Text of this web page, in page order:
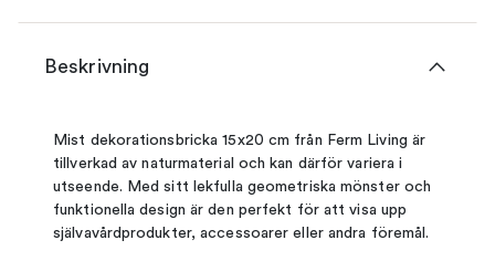
Beskrivning
Mist dekorationsbricka 15x20 cm från Ferm Living är
tillverkad av naturmaterial och kan därför variera i
utseende. Med sitt lekfulla geometriska mönster och
funktionella design är den perfekt för att visa upp
självavårdprodukter, accessoarer eller andra föremål.